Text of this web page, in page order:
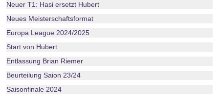
Neuer T1: Hasi ersetzt Hubert
Neues Meisterschaftsformat
Europa League 2024/2025
Start von Hubert
Entlassung Brian Riemer
Beurteilung Saion 23/24
Saisonfinale 2024